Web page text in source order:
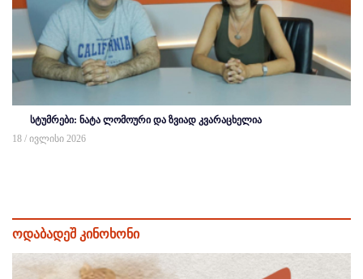
სტუმრები: ნატა ლომოური და ზვიად კვარაცხელია
18 / ივლისი 2026
ოდაბადეშ კინოხონი